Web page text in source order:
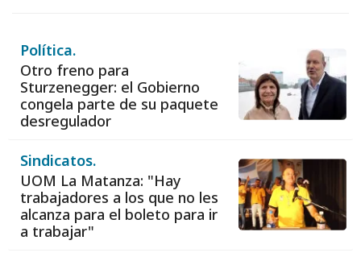
Política.
Otro freno para
Sturzenegger: el Gobierno
congela parte de su paquete
desregulador
Sindicatos.
UOM La Matanza: "Hay
trabajadores a los que no les
alcanza para el boleto para ir
a trabajar"